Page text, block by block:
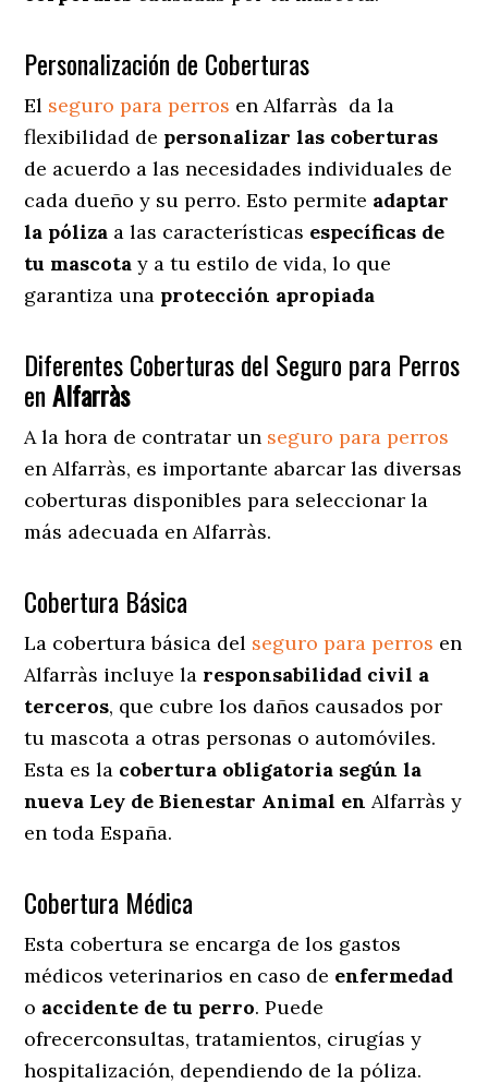
Personalización de Coberturas
El seguro para perros en Alfarràs da la
flexibilidad de personalizar las coberturas
de acuerdo a las necesidades individuales de
cada dueño y su perro. Esto permite adaptar
la póliza a las características específicas de
tu mascota y a tu estilo de vida, lo que
garantiza una protección apropiada
Diferentes Coberturas del Seguro para Perros
en Alfarràs
A la hora de contratar un seguro para perros
en Alfarràs, es importante abarcar las diversas
coberturas disponibles para seleccionar la
más adecuada en Alfarràs.
Cobertura Básica
La cobertura básica del seguro para perros en
Alfarràs incluye la responsabilidad civil a
terceros, que cubre los daños causados por
tu mascota a otras personas o automóviles.
Esta es la cobertura obligatoria según la
nueva Ley de Bienestar Animal en Alfarràs y
en toda España.
Cobertura Médica
Esta cobertura se encarga de los gastos
médicos veterinarios en caso de enfermedad
o accidente de tu perro. Puede
ofrecerconsultas, tratamientos, cirugías y
hospitalización, dependiendo de la póliza.